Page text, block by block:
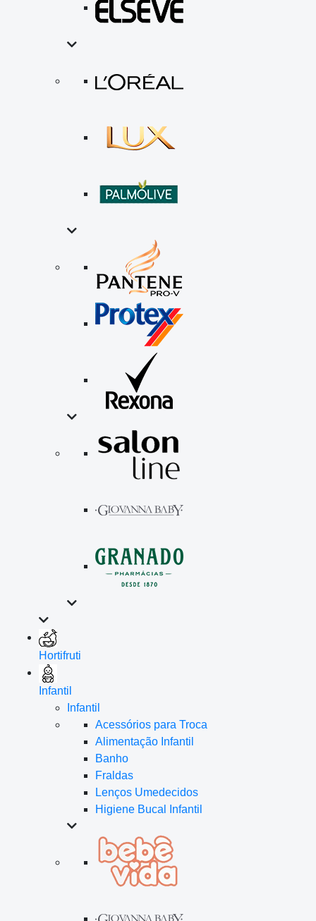
Hortifruti
Infantil
Infantil
Acessórios para Troca
Alimentação Infantil
Banho
Fraldas
Lenços Umedecidos
Higiene Bucal Infantil